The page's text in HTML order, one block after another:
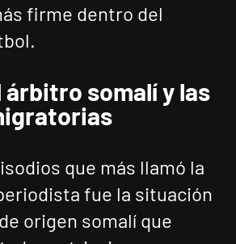
firme dentro del
árbitro somalí y las
que más llamó la
fue la situación
origen somalí que